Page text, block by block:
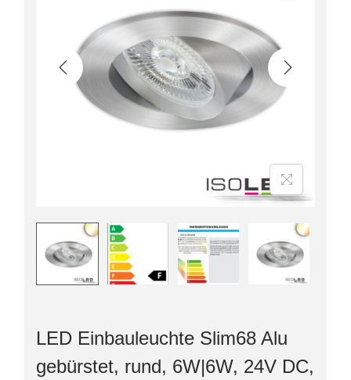
LED Einbauleuchte Slim68 Alu
gebürstet, rund, 6W|6W, 24V DC,